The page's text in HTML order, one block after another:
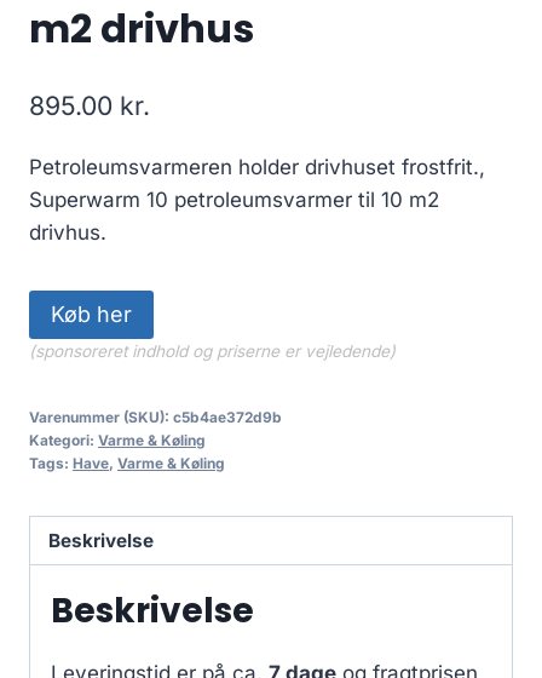
m2 drivhus
895.00 kr.
Petroleumsvarmeren holder drivhuset frostfrit.,
Superwarm 10 petroleumsvarmer til 10 m2
drivhus.
Køb her
(sponsoreret indhold og priserne er vejledende)
Varenummer (SKU): c5b4ae372d9b
Kategori: Varme & Køling
Tags: Have, Varme & Køling
Beskrivelse
Beskrivelse